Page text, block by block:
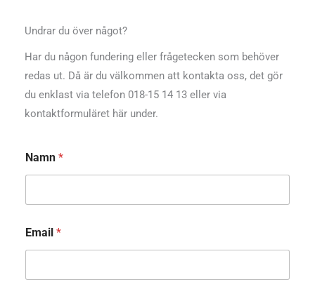
Undrar du över något?
Har du någon fundering eller frågetecken som behöver
redas ut. Då är du välkommen att kontakta oss, det gör
du enklast via telefon 018-15 14 13 eller via
kontaktformuläret här under.
Namn *
Email *